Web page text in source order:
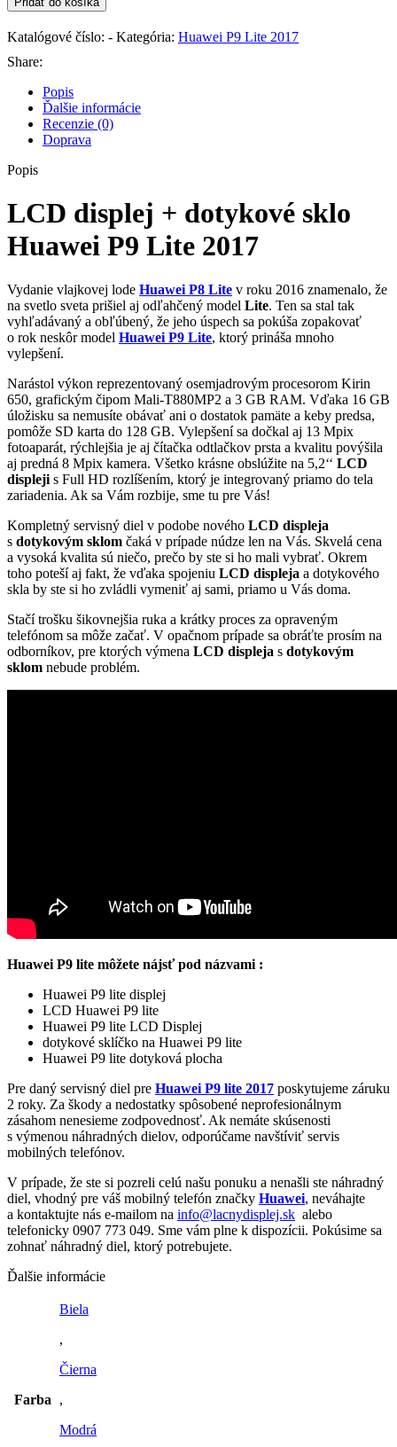
displej
+
dotykové
sklo
P9
Lite
2017
Katalógové číslo: - Kategória: Huawei P9 Lite 2017
Share:
Popis
Ďalšie informácie
Recenzie (0)
Doprava
Popis
LCD displej + dotykové sklo
Huawei P9 Lite 2017
Vydanie vlajkovej lode Huawei P8 Lite v roku 2016 znamenalo, že
na svetlo sveta prišiel aj odľahčený model Lite. Ten sa stal tak
vyhľadávaný a obľúbený, že jeho úspech sa pokúša zopakovať
o rok neskôr model Huawei P9 Lite, ktorý prináša mnoho
vylepšení.
Narástol výkon reprezentovaný osemjadrovým procesorom Kirin
650, grafickým čipom Mali-T880MP2 a 3 GB RAM. Vďaka 16 GB
úložisku sa nemusíte obávať ani o dostatok pamäte a keby predsa,
pomôže SD karta do 128 GB. Vylepšení sa dočkal aj 13 Mpix
fotoaparát, rýchlejšia je aj čítačka odtlačkov prsta a kvalitu povýšila
aj predná 8 Mpix kamera. Všetko krásne obslúžite na 5,2‘‘ LCD
displeji s Full HD rozlíšením, ktorý je integrovaný priamo do tela
zariadenia. Ak sa Vám rozbije, sme tu pre Vás!
Kompletný servisný diel v podobe nového LCD displeja
s dotykovým sklom čaká v prípade núdze len na Vás. Skvelá cena
a vysoká kvalita sú niečo, prečo by ste si ho mali vybrať. Okrem
toho poteší aj fakt, že vďaka spojeniu LCD displeja a dotykového
skla by ste si ho zvládli vymeniť aj sami, priamo u Vás doma.
Stačí trošku šikovnejšia ruka a krátky proces za opraveným
telefónom sa môže začať. V opačnom prípade sa obráťte prosím na
odborníkov, pre ktorých výmena LCD displeja s dotykovým
sklom nebude problém.
Huawei P9 lite môžete nájsť pod názvami :
Huawei P9 lite displej
LCD Huawei P9 lite
Huawei P9 lite LCD Displej
dotykové sklíčko na Huawei P9 lite
Huawei P9 lite dotyková plocha
Pre daný servisný diel pre Huawei P9 lite 2017 poskytujeme záruku
2 roky. Za škody a nedostatky spôsobené neprofesionálnym
zásahom nenesieme zodpovednosť. Ak nemáte skúsenosti
s výmenou náhradných dielov, odporúčame navštíviť servis
mobilných telefónov.
V prípade, že ste si pozreli celú našu ponuku a nenašli ste náhradný
diel, vhodný pre váš mobilný telefón značky Huawei, neváhajte
a kontaktujte nás e-mailom na info@lacnydisplej.sk alebo
telefonicky 0907 773 049. Sme vám plne k dispozícii. Pokúsime sa
zohnať náhradný diel, ktorý potrebujete.
Ďalšie informácie
Farba
Biela
,
Čierna
,
Modrá